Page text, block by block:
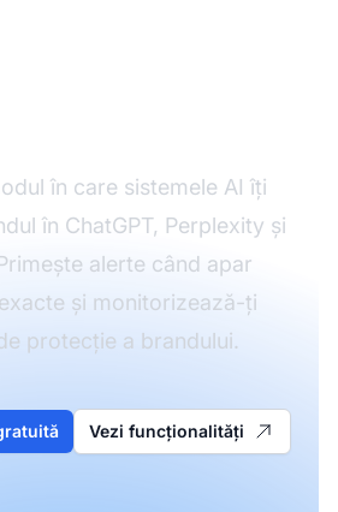
în care sistemele AI îți
în ChatGPT, Perplexity și
alerte când apar
și monitorizează-ți
protecție a brandului.
Vezi funcționalități